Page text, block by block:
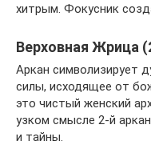
хитрым. Фокусник
Верховная Жрица
Аркан символизирует
силы, исходящее от
это чистый женский
узком смысле 2-й
и тайны.